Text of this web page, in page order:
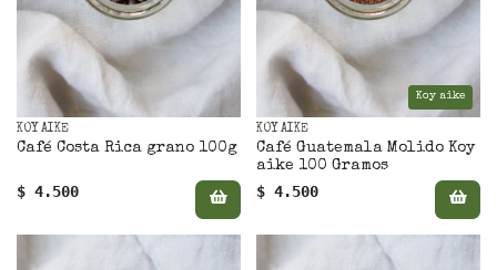
KOY AIKE
Café Costa Rica grano 100g
$ 4.500
Koy aike
KOY AIKE
Café Guatemala Molido Koy
aike 100 Gramos
$ 4.500